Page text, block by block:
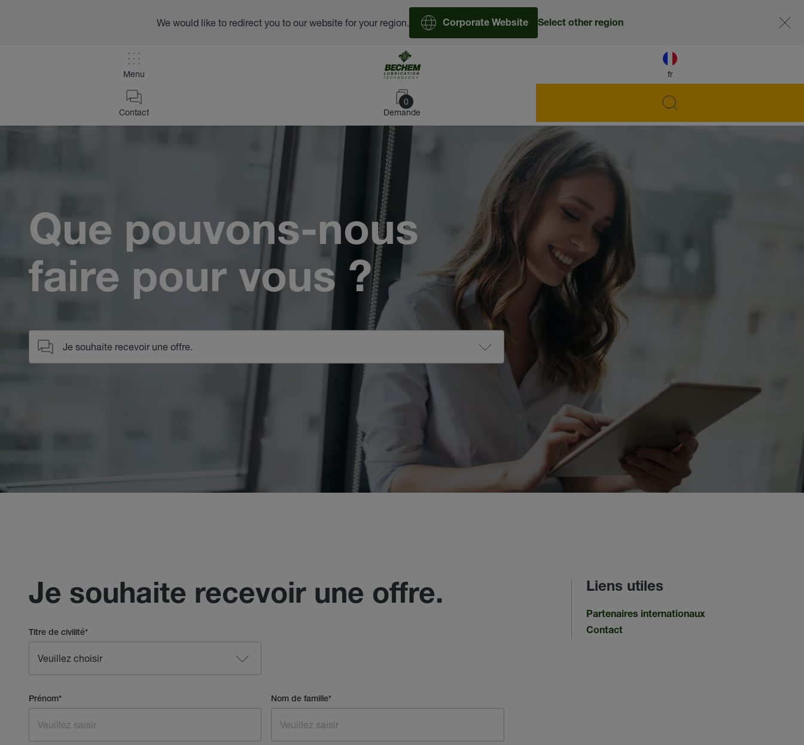
fr
Menu
0
Demande
Contact
We would like to redirect you to our website for your region. Corporate Website Select other region
Que pouvons-nous
faire pour vous ?
Je souhaite recevoir une offre.
Titre de civilité*
Prénom* Nom de famille*
Liens utiles
Partenaires internationaux
Contact